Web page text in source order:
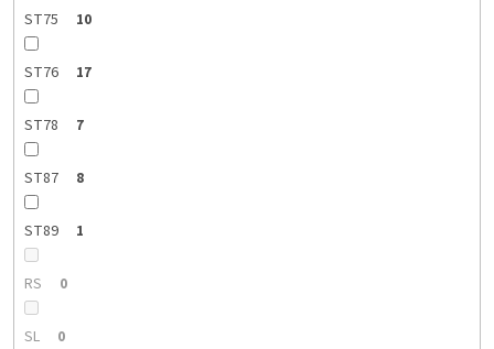
ST75 10
ST76 17
ST78 7
ST87 8
ST89 1
RS 0
SL 0